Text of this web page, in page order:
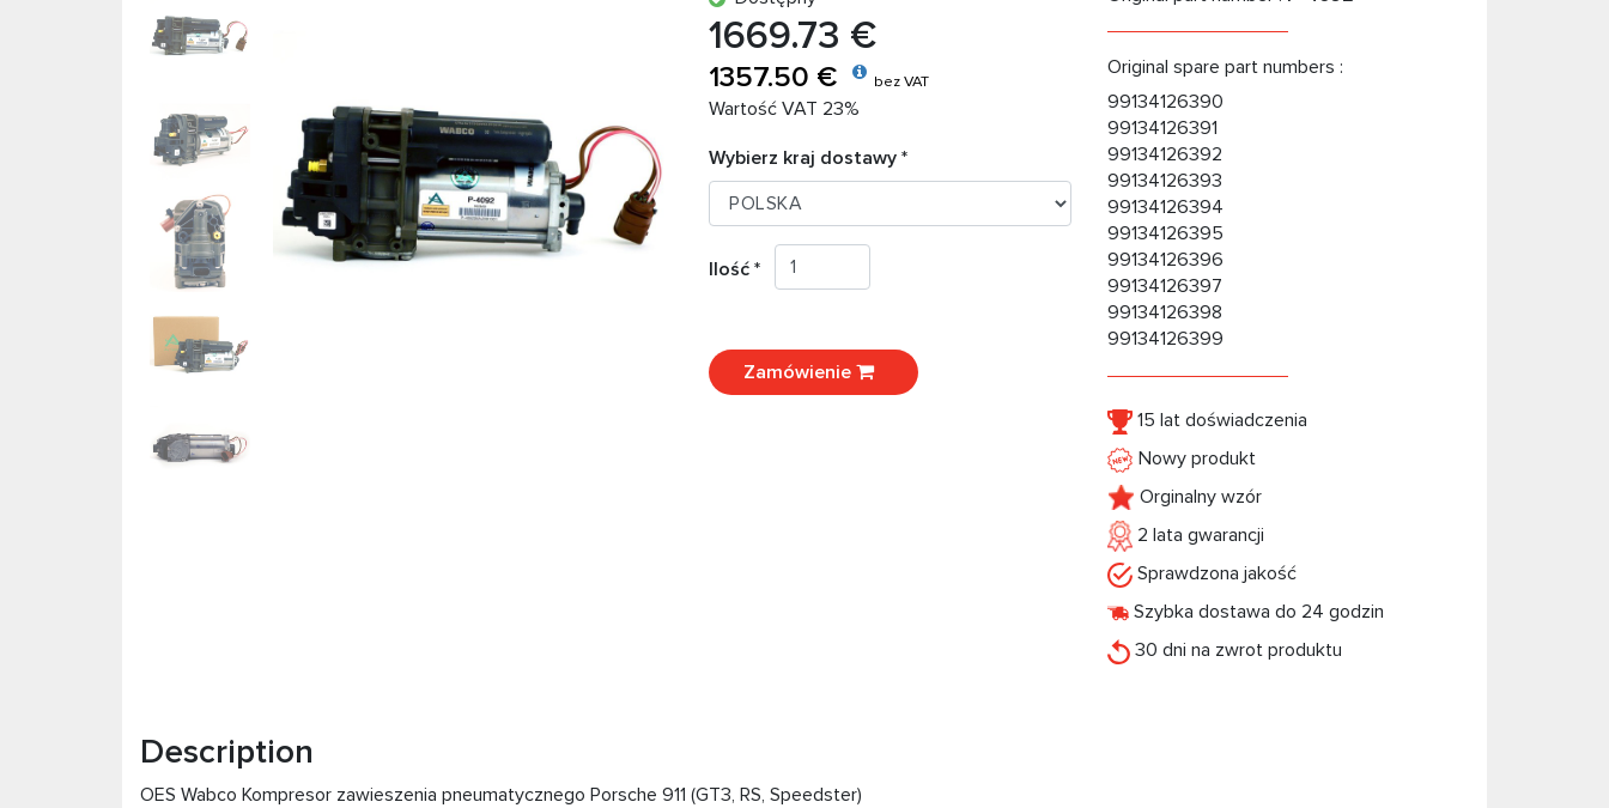
1669.73 €
1357.50 € bez VAT
Wartość VAT 23%
Wybierz kraj dostawy *
Ilość *
Zamówienie
Original spare part numbers :
99134126390
99134126391
99134126392
99134126393
99134126394
99134126395
99134126396
99134126397
99134126398
99134126399
15 lat doświadczenia
Nowy produkt
Orginalny wzór
2 lata gwarancji
Sprawdzona jakość
Szybka dostawa do 24 godzin
30 dni na zwrot produktu
Description
OES Wabco Kompresor zawieszenia pneumatycznego Porsche 911 (GT3, RS, Speedster)